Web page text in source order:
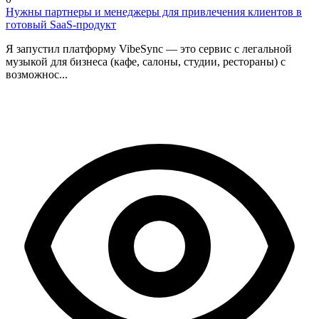
Нужны партнеры и менеджеры для привлечения клиентов в
готовый SaaS-продукт
Я запустил платформу VibeSync — это сервис с легальной
музыкой для бизнеса (кафе, салоны, студии, рестораны) с
возможнос...